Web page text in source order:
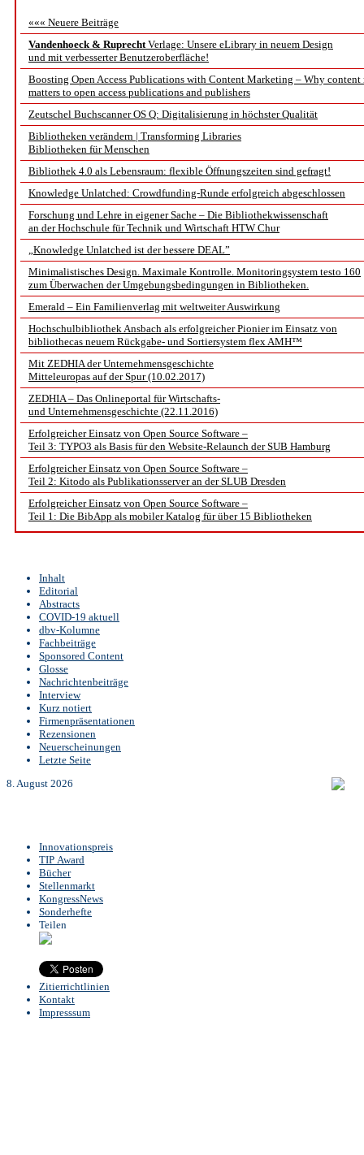
««« Neuere Beiträge
Vandenhoeck & RuprechtVerlage: Unsere eLibrary in neuem Design
und mit verbesserter Benutzeroberfläche!
Boosting Open Access Publications with Content Marketing – Why content
matters to open access publications and publishers
Zeutschel Buchscanner OS Q: Digitalisierung in höchster Qualität
Bibliotheken verändern | Transforming Libraries
Bibliotheken für Menschen
Bibliothek 4.0 als Lebensraum: flexible Öffnungszeiten sind gefragt!
Knowledge Unlatched: Crowdfunding-Runde erfolgreich abgeschlossen
Forschung und Lehre in eigener Sache – Die Bibliothekwissenschaft
an der Hochschule für Technik und Wirtschaft HTW Chur
„Knowledge Unlatched ist der bessere DEAL”
Minimalistisches Design. Maximale Kontrolle. Monitoringsystem testo 160
zum Überwachen der Umgebungsbedingungen in Bibliotheken.
Emerald – Ein Familienverlag mit weltweiter Auswirkung
Hochschulbibliothek Ansbach als erfolgreicher Pionier im Einsatz von
bibliothecas neuem Rückgabe- und Sortiersystem flex AMH™
Mit ZEDHIA der Unternehmensgeschichte
Mitteleuropas auf der Spur (10.02.2017)
ZEDHIA – Das Onlineportal für Wirtschafts-
und Unternehmensgeschichte (22.11.2016)
Erfolgreicher Einsatz von Open Source Software –
Teil 3: TYPO3 als Basis für den Website-Relaunch der SUB Hamburg
Erfolgreicher Einsatz von Open Source Software –
Teil 2: Kitodo als Publikationsserver an der SLUB Dresden
Erfolgreicher Einsatz von Open Source Software –
Teil 1: Die BibApp als mobiler Katalog für über 15 Bibliotheken
Inhalt
Editorial
Abstracts
COVID-19 aktuell
dbv-Kolumne
Fachbeiträge
Sponsored Content
Glosse
Nachrichtenbeiträge
Interview
Kurz notiert
Firmenpräsentationen
Rezensionen
Neuerscheinungen
Letzte Seite
8. August 2026
Innovationspreis
TIP Award
Bücher
Stellenmarkt
KongressNews
Sonderhefte
Teilen
Zitierrichtlinien
Kontakt
Impresssum